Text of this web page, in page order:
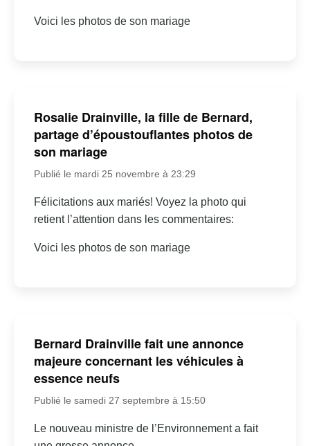
Voici les photos de son mariage
Rosalie Drainville, la fille de Bernard,
partage d’époustouflantes photos de
son mariage
Publié le mardi 25 novembre à 23:29
Félicitations aux mariés! Voyez la photo qui
retient l’attention dans les commentaires:
Voici les photos de son mariage
Bernard Drainville fait une annonce
majeure concernant les véhicules à
essence neufs
Publié le samedi 27 septembre à 15:50
Le nouveau ministre de l’Environnement a fait